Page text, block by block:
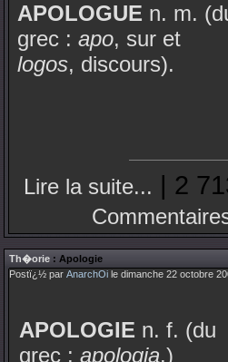
APOLOGUE n. m.
grec : apo, sur et
logos, discours).
Lire la suite... | 2
Th�orie : Apologie
Postï¿½ par AnarchOi le dimanche 22 octobre
APOLOGIE n. f. (du
grec : apologia.)